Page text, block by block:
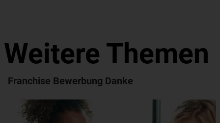
Weitere Themen
Franchise Bewerbung Danke